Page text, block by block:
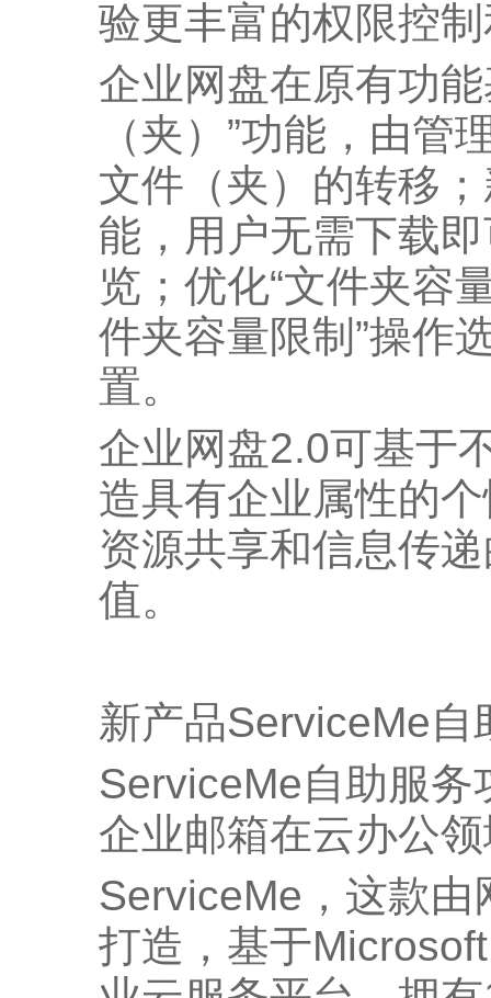
验更丰富的权限控
企业网盘在原有功
（夹）”功能，由
文件（夹）的转移
能，用户无需下载
览；优化“文件夹容
件夹容量限制”操作
置。
企业网盘2.0可基于
造具有企业属性的
资源共享和信息传
值。
新产品ServiceMe自
ServiceMe自助服
企业邮箱在云办公
ServiceMe，这款
打造，基于